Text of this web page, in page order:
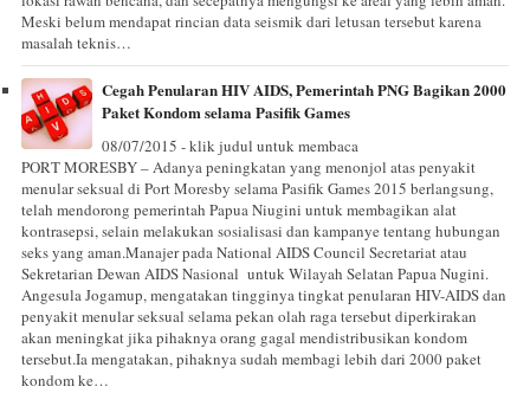
Meski belum mendapat rincian data seismik dari letusan tersebut karena
masalah teknis…
Cegah Penularan HIV AIDS, Pemerintah PNG Bagikan 2000
Paket Kondom selama Pasifik Games
08/07/2015 - klik judul untuk membaca
PORT MORESBY – Adanya peningkatan yang menonjol atas penyakit
menular seksual di Port Moresby selama Pasifik Games 2015 berlangsung,
telah mendorong pemerintah Papua Niugini untuk membagikan alat
kontrasepsi, selain melakukan sosialisasi dan kampanye tentang hubungan
seks yang aman.Manajer pada National AIDS Council Secretariat atau
Sekretarian Dewan AIDS Nasional untuk Wilayah Selatan Papua Nugini.
Angesula Jogamup, mengatakan tingginya tingkat penularan HIV-AIDS dan
penyakit menular seksual selama pekan olah raga tersebut diperkirakan
akan meningkat jika pihaknya orang gagal mendistribusikan kondom
tersebut.Ia mengatakan, pihaknya sudah membagi lebih dari 2000 paket
kondom ke…